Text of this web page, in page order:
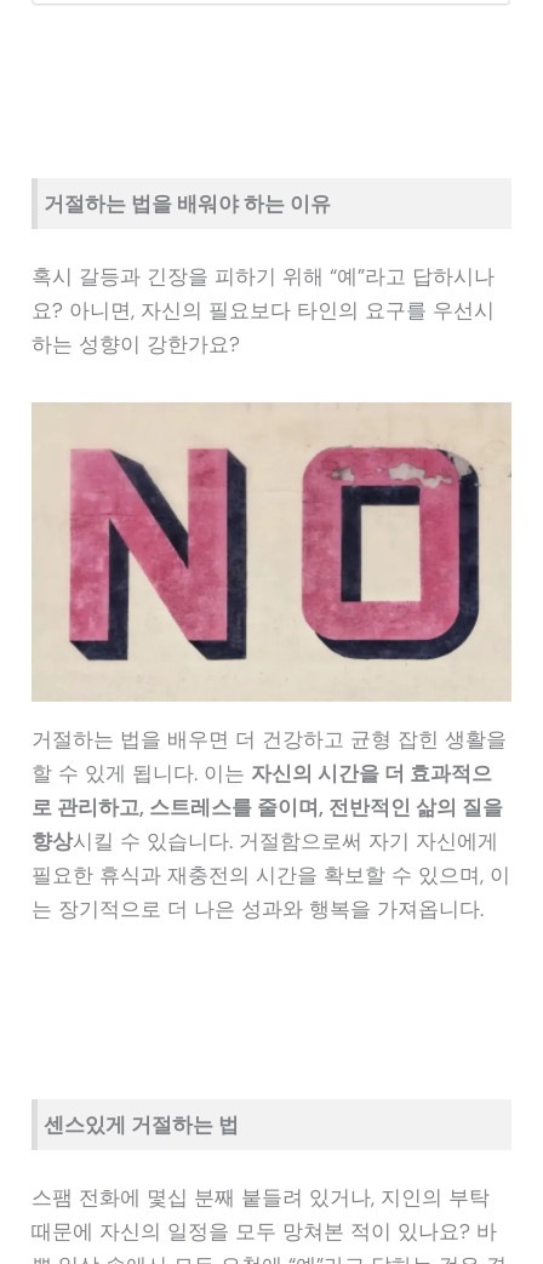
거절하는 법을 배워야 하는 이유
혹시 갈등과 긴장을 피하기 위해 “예”라고 답하시나
요? 아니면, 자신의 필요보다 타인의 요구를 우선시
하는 성향이 강한가요?
거절하는 법을 배우면 더 건강하고 균형 잡힌 생활을
할 수 있게 됩니다. 이는 자신의 시간을 더 효과적으
로 관리하고, 스트레스를 줄이며, 전반적인 삶의 질을
향상시킬 수 있습니다. 거절함으로써 자기 자신에게
필요한 휴식과 재충전의 시간을 확보할 수 있으며, 이
는 장기적으로 더 나은 성과와 행복을 가져옵니다.
센스있게 거절하는 법
스팸 전화에 몇십 분째 붙들려 있거나, 지인의 부탁
때문에 자신의 일정을 모두 망쳐본 적이 있나요? 바